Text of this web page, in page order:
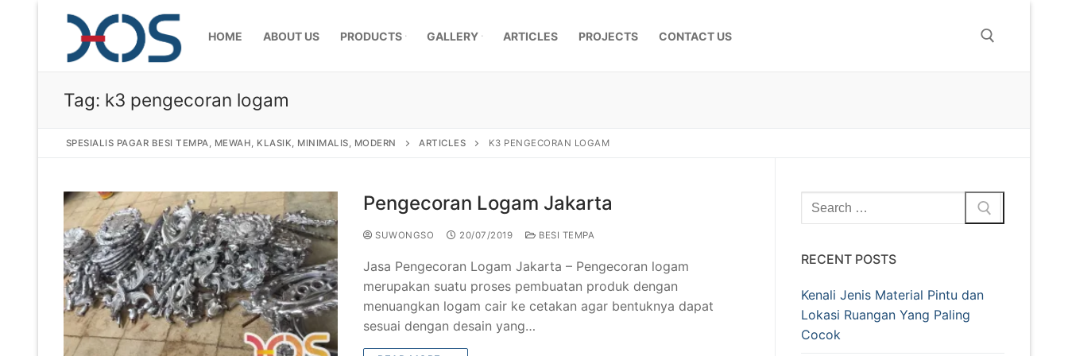
HOME ABOUT US PRODUCTS GALLERY ARTICLES PROJECTS CONTACT US
Home
About Us
Products
Pagar Besi Tempa Klasik
Railing Tangga Besi Tempa
Gallery
Gallery Gambar Pagar Besi Tempa Mewah
Articles
Tag: k3 pengecoran logam
SPESIALIS PAGAR BESI TEMPA, MEWAH, KLASIK, MINIMALIS, MODERN ARTICLES K3 PENGECORAN LOGAM
Pengecoran Logam Jakarta
SUWONGSO 20/07/2019 BESI TEMPA
​Jasa Pengecoran Logam Jakarta – ​Pengecoran logam
merupakan suatu proses pembuatan produk dengan
menuangkan logam cair ke cetakan agar bentuknya dapat
sesuai dengan desain yang…
RECENT POSTS
Kenali Jenis Material Pintu dan
Lokasi Ruangan Yang Paling
Cocok